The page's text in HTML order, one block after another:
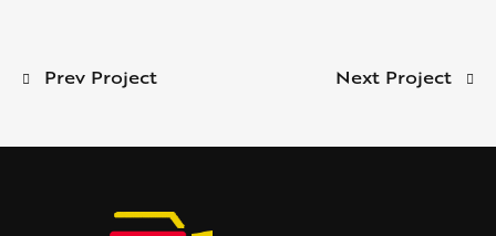
Prev Project Next Project